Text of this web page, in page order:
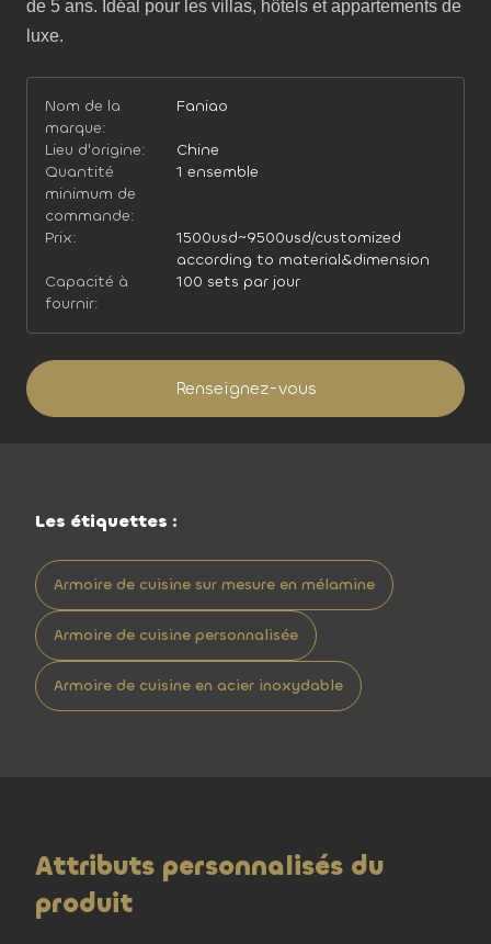
de 5 ans. Idéal pour les villas, hôtels et appartements de
luxe.
Nom de la
marque:
Faniao
Lieu d'origine:
Chine
Quantité
minimum de
commande:
1 ensemble
Prix:
1500usd~9500usd/customized
according to material&dimension
Capacité à
fournir:
100 sets par jour
Renseignez-vous
Les étiquettes :
Armoire de cuisine sur mesure en mélamine
Armoire de cuisine personnalisée
Armoire de cuisine en acier inoxydable
Attributs personnalisés du
produit